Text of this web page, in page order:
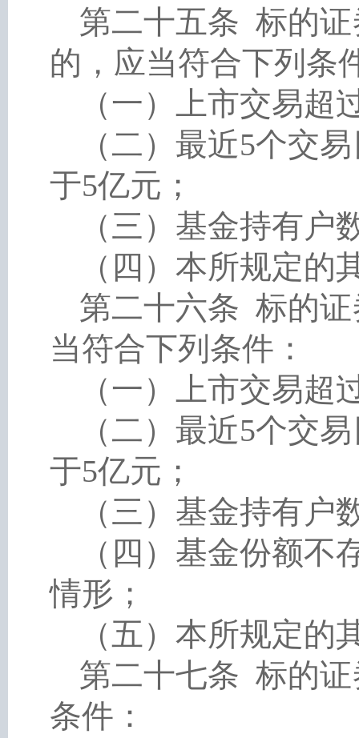
第二十五条 标的
的，应当符合下列条
（一）上市交易超
（二）最近5个交
于5亿元；
（三）基金持有户
（四）本所规定的
第二十六条 标的
当符合下列条件：
（一）上市交易超
（二）最近5个交
于5亿元；
（三）基金持有户
（四）基金份额
情形；
（五）本所规定的
第二十七条 标的
条件：